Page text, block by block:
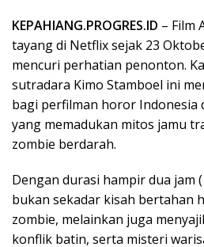
KEPAHIANG.PROGRES.ID – Film
tayangdi Netflixsejak 23
mencuri perhatian penonton.
sutradara Kimo Stamboel ini
bagi perfilman horor Indonesia
yang memadukan mitos jamu
zombie berdarah.
Dengan durasi hampirdua jam
bukan sekadar kisah bertahan
zombie, melainkan juga
konflik batin, serta misteri